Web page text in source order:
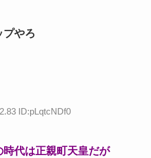
プやろ
ID:pLqtcNDf0
代は正親町天皇だが